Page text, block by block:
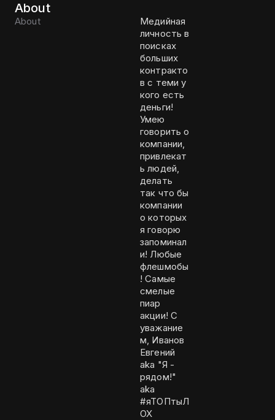
About
About
Медийная
личность в
поисках
больших
контракто
в с теми у
кого есть
деньги!
Умею
говорить о
компании,
привлекат
ь людей,
делать
так что бы
компании
о которых
я говорю
запоминал
и! Любые
флешмобы
! Самые
смелые
пиар
акции! С
уважание
м, Иванов
Евгений
aka "Я -
рядом!"
aka
#яТОПтыЛ
ОХ